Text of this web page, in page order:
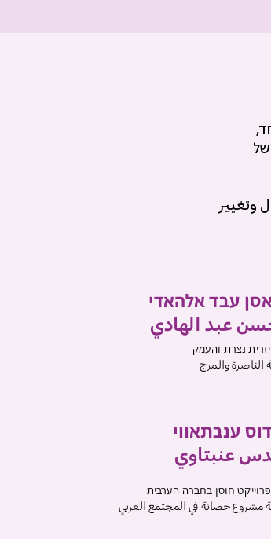
وتغيير
עבד אלהאדי
عبد الهادي
נצרת והעמק
والمرج
ענבתאווי
عنبتاوي
חוסן בחברה הערבית
مشروع حَصانة في المجتمع العربي